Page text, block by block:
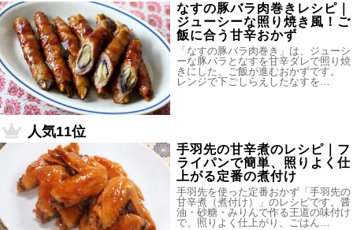
なすの豚バラ肉巻きレシピ｜
ジューシーな照り焼き風！ご
飯に合う甘辛おかず
「なすの豚バラ肉巻き」は、ジューシ
ーな豚バラとなすを甘辛ダレで照り焼
きにした、ご飯が進むおかずです。
レンジで下ごしらえしたなすを…
人気11位
手羽先の甘辛煮のレシピ｜フ
ライパンで簡単、照りよく仕
上がる定番の煮付け
手羽先を使った定番おかず「手羽先の
甘辛煮（煮付け）」のレシピです。醤
油・砂糖・みりんで作る王道の味付け
で、照りよく仕上がり、ごはん…